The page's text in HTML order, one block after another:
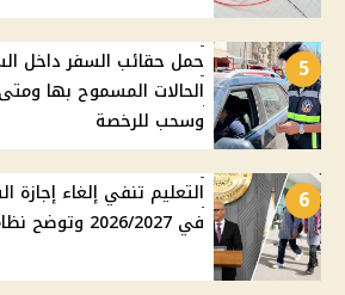
5
حمل حقائب السفر داخل
الحالات المسموح بها
وسحب للرخصة
6
التعليم تنفي إلغاء
في 2026/2027 وتوضح نظام الحضور